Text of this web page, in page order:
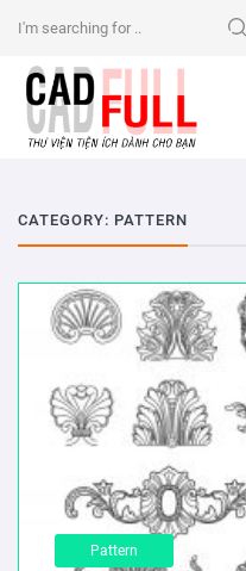
CATEGORY: PATTERN
Pattern